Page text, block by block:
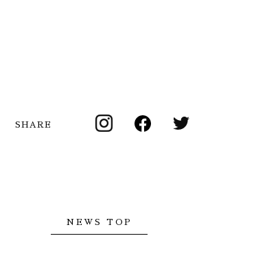
SHARE
NEWS TOP